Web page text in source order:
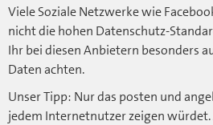
Viele Soziale Netzwerke wie
nicht die hohen Datenschutz-
Ihr bei diesen Anbietern besonders
Daten achten.
Unser Tipp: Nur das posten und
jedem Internetnutzer zeigen